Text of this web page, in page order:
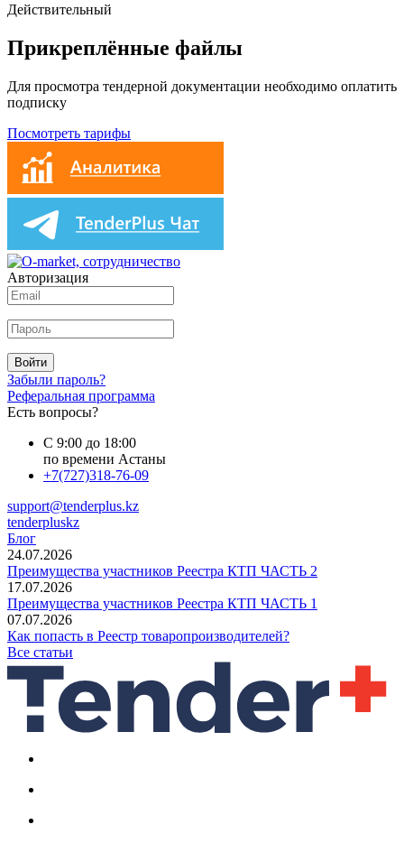
Действительный
Прикреплённые файлы
Для просмотра тендерной документации необходимо оплатить
подписку
Посмотреть тарифы
Авторизация
Войти
Забыли пароль?
Реферальная программа
Есть вопросы?
С 9:00 до 18:00
по времени Астаны
+7(727)318-76-09
support@tenderplus.kz
tenderpluskz
Блог
24.07.2026
Преимущества участников Реестра КТП ЧАСТЬ 2
17.07.2026
Преимущества участников Реестра КТП ЧАСТЬ 1
07.07.2026
Как попасть в Реестр товаропроизводителей?
Все статьи